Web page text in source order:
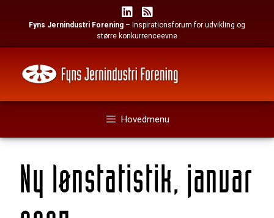
Fyns Jernindustri Forening – Inspirationsforum for udvikling og
større konkurrenceevne
Hovedmenu
Ny lønstatistik, januar